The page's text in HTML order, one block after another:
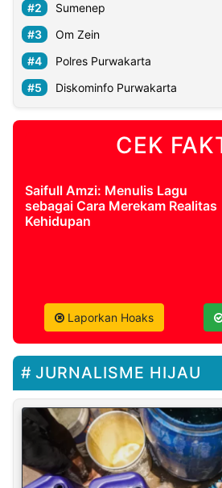
Sumenep
Om Zein
Polres Purwakarta
Diskominfo Purwakarta
CEK
Saifull Amzi: Menulis Lagu
sebagai Cara Merekam Realitas
Kehidupan
Laporkan Hoaks
JURNALISME HIJAU